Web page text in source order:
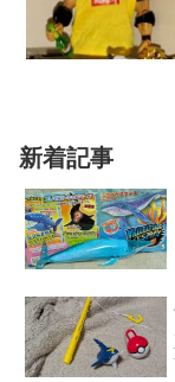
新着記事